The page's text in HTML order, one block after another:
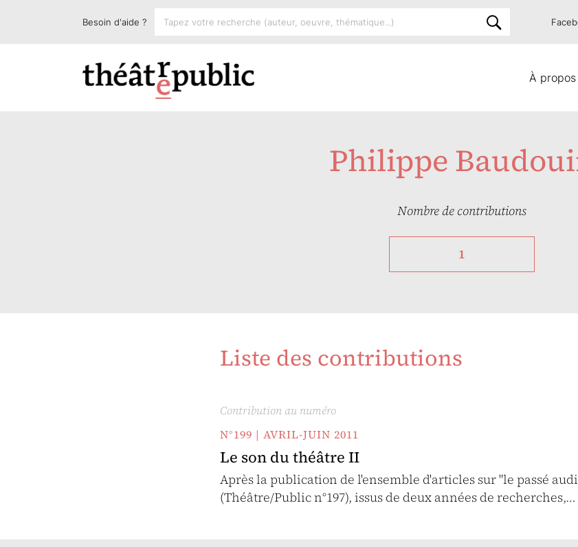
À propos
Besoin d'aide ?
Philippe
Nombre de contributions
1
Liste des contributions
Contribution au numéro
N°199 | AVRIL-JUIN 2011
Le son du théâtre II
Après la publication de l'ensemble d'articles sur "le passé
(Théâtre/Public n°197), issus de deux années de recherches,…